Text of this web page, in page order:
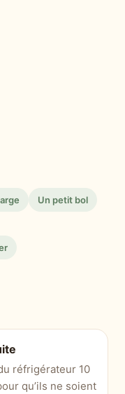
Un petit bol
réfrigérateur 10
qu’ils ne soient